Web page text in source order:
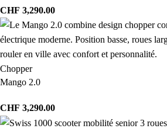
CHF 3,290.00
Chopper
Mango 2.0
CHF 3,290.00